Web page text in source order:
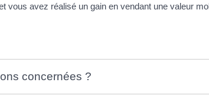
vous avez réalisé un gain en vendant une valeur
concernées ?